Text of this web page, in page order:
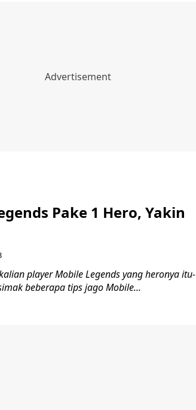
Pake 1 Hero, Yakin
kalian player Mobile Legends yang heronya itu-
beberapa tips jago Mobile...